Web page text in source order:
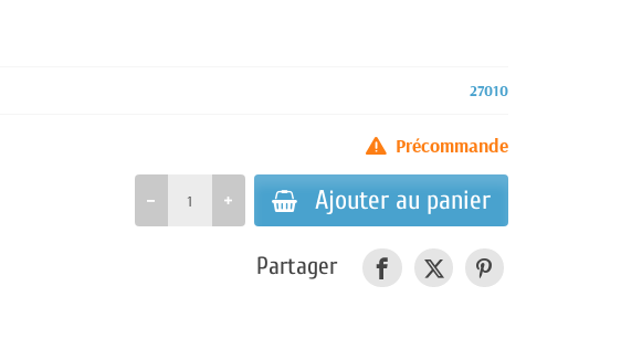
27010
Précommande
Ajouter au panier
Partager